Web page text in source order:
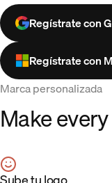
Regístrate con
Regístrate con
Marca personalizada
Make